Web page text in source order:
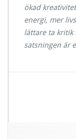
ökad
energi, mer
lättare ta kritik
satsningen är